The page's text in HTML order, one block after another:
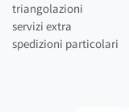
triangolazioni
servizi extra
spedizioni particolari